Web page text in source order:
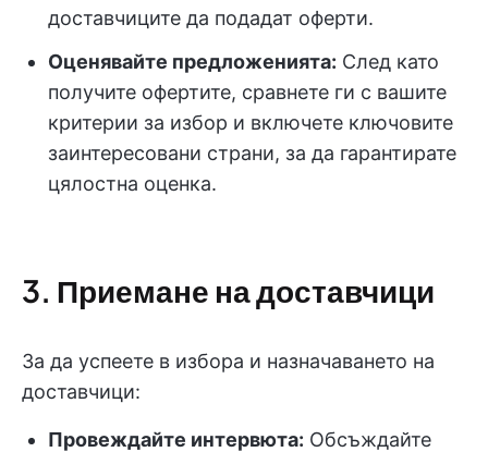
доставчиците да подадат оферти.
Оценявайте предложенията: След като
получите офертите, сравнете ги с вашите
критерии за избор и включете ключовите
заинтересовани страни, за да гарантирате
цялостна оценка.
3. Приемане на доставчици
За да успеете в избора и назначаването на
доставчици:
Провеждайте интервюта: Обсъждайте